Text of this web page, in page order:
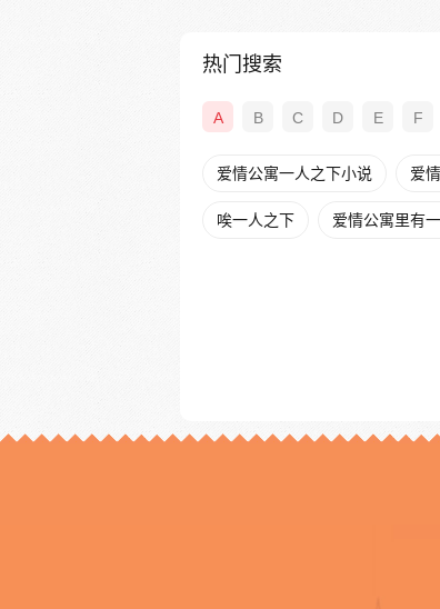
热门搜索
A B C D E F
爱情公寓一人之下小说 爱
唉一人之下 爱情公寓里有